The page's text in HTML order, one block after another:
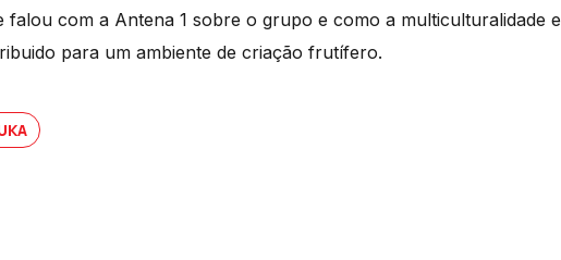
falou com a Antena 1 sobre o grupo e como a multiculturalidade e
para um ambiente de criação frutífero.